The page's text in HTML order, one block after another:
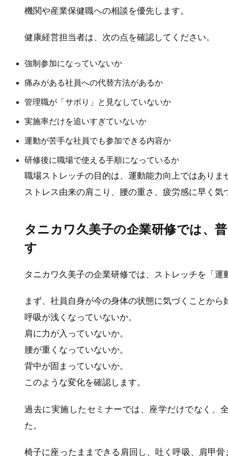
機関や産業保健職への相談を優先します。
健康経営担当者は、次の点を確認してください。
強制参加になっていないか
痛みがある社員への代替方法があるか
管理職が「サボり」と見なしていないか
実施率だけを追いすぎていないか
運動が苦手な社員でも参加できる内容か
研修後に職場で使える手順になっているか
職場ストレッチの目的は、運動能力向上ではありま
ストレス由来の肩こり、腰の重さ、疲労感に早く
タニカワ久美子の企業研修では、
す
タニカワ久美子の企業研修では、ストレッチを「
まず、社員自身が今の身体の状態に気づくことから
呼吸が浅くなっていないか。
肩に力が入っていないか。
腰が重くなっていないか。
背中が固まっていないか。
このような変化を確認します。
過去に実施したセミナーでは、座学だけでなく、
た。
椅子に座ったままできる肩回し、吐く呼吸、肩甲